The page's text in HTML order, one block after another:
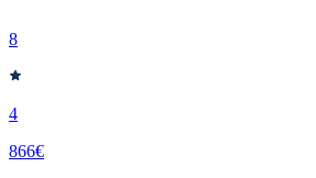
8
4
866€